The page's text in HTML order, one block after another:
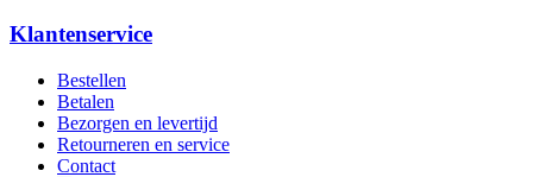
Klantenservice
Bestellen
Betalen
Bezorgen en levertijd
Retourneren en service
Contact